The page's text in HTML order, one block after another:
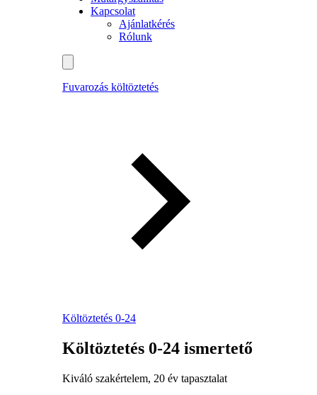
Kapcsolat
Ajánlatkérés
Rólunk
Fuvarozás költöztetés
Költöztetés 0-24
Költöztetés 0-24 ismertető
Kiváló szakértelem, 20 év tapasztalat